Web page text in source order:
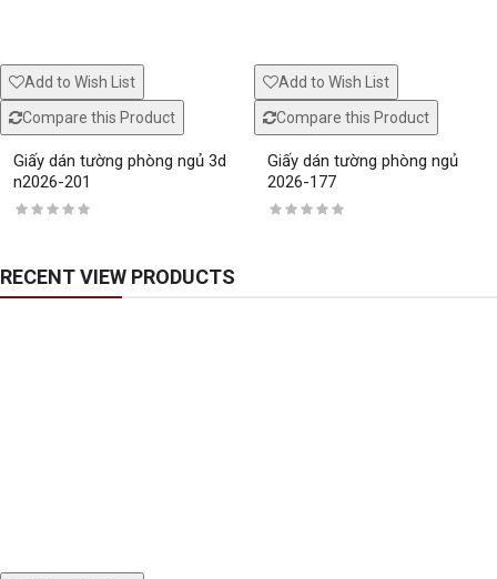
Add to Wish List
Compare this Product
Giấy dán tường phòng ngủ 3d
n2026-201
Add to Wish List
Compare this Product
Giấy dán tường phòng ngủ
2026-177
RECENT VIEW PRODUCTS